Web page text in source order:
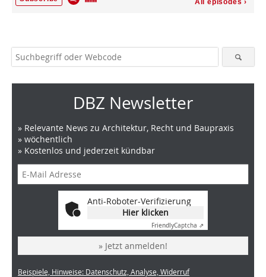
DBZ Newsletter
» Relevante News zu Architektur, Recht und Baupraxis
» wöchentlich
» Kostenlos und jederzeit kündbar
Anti-Roboter-Verifizierung
Hier klicken
FriendlyCaptcha ⇗
» Jetzt anmelden!
Beispiele, Hinweise: Datenschutz, Analyse, Widerruf